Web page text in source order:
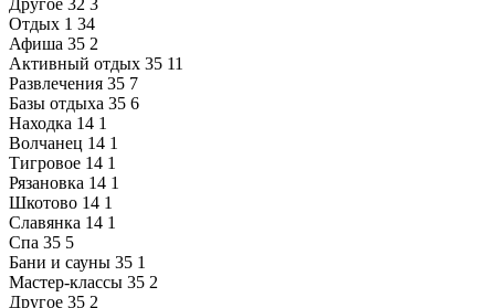
Другое 32 3
Отдых 1 34
Афиша 35 2
Активный отдых 35 11
Развлечения 35 7
Базы отдыха 35 6
Находка 14 1
Волчанец 14 1
Тигровое 14 1
Рязановка 14 1
Шкотово 14 1
Славянка 14 1
Спа 35 5
Бани и сауны 35 1
Мастер-классы 35 2
Другое 35 2